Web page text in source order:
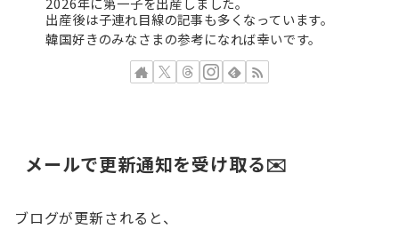
出産後は子連れ目線の記事も多くなっています。
韓国好きのみなさまの参考になれば幸いです。
メールで更新通知を受け取る✉️
ブログが更新されると、